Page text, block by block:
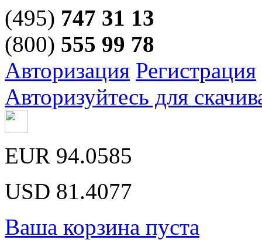
(495) 747 31 13
(800) 555 99 78
Авторизация Регистрация
Авторизуйтесь для
EUR 94.0585
USD 81.4077
Ваша корзина пуста